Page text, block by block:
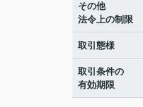
その他
法令上の制限
取引態様
取引条件の
有効期限